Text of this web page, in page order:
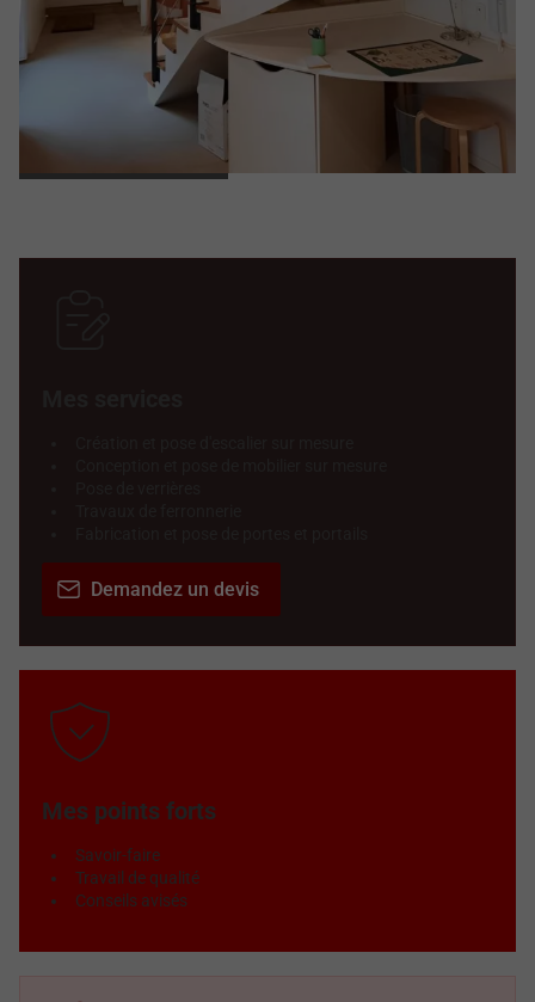
Demandez un devis
Mes points forts
Savoir-faire
Travail de qualité
Conseils avisés